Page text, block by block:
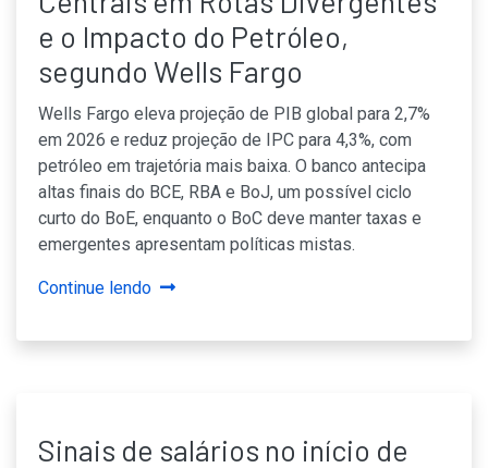
e o Impacto do Petróleo,
segundo Wells Fargo
Wells Fargo eleva projeção de PIB global para 2,7%
em 2026 e reduz projeção de IPC para 4,3%, com
petróleo em trajetória mais baixa. O banco antecipa
altas finais do BCE, RBA e BoJ, um possível ciclo
curto do BoE, enquanto o BoC deve manter taxas e
emergentes apresentam políticas mistas.
Continue lendo
Sinais de salários no início de